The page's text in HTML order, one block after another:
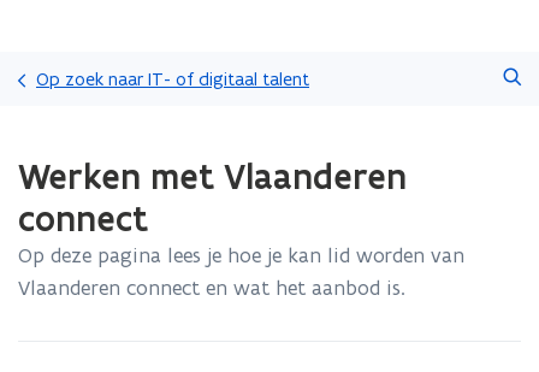
naar
gaan
Op zoek naar IT- of digitaal talent
met
laden.
bevindt
zich
op:
Werken met Vlaanderen
connect
Op deze pagina lees je hoe je kan lid worden van
Vlaanderen connect en wat het aanbod is.